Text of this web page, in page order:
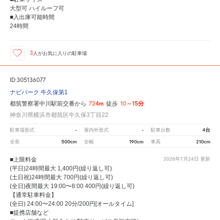
大型可 ハイルーフ可
■入出庫可能時間
24時間
3 人がお気に入りの駐車場
ID:305136077
ナビパーク 牛久保第1
都筑警察署中川駅前交番から 724m 徒歩 10～15分
神奈川県横浜市都筑区牛久保3丁目22
駐車場形式 - 屋内外形式 - 駐車台数 4台
全長 500cm 全幅 190cm 車高 210cm
2026年7月24日 更新
■上限料金
(平日)24時間最大 1,400円(繰り返し可)
(土日祝)24時間最大 700円(繰り返し可)
(全日)夜間最大 19:00〜8:00 400円(繰り返し可)
【通常駐車料金】
(全日) 24:00〜24:00 20分/200円[オールタイム]
■提携店舗など